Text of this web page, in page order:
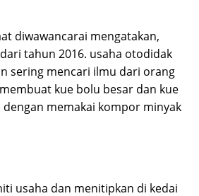
diwawancarai mengatakan,
tahun 2016. usaha otodidak
sering mencari ilmu dari orang
kue bolu besar dan kue
memakai kompor minyak
usaha dan menitipkan di kedai